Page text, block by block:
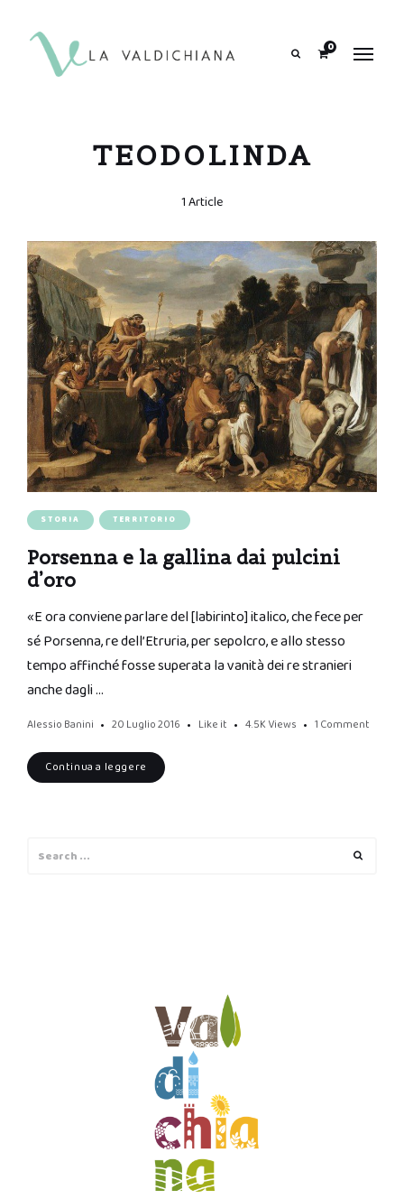
0
TEODOLINDA
1 Article
STORIA TERRITORIO
Porsenna e la gallina dai pulcini
d’oro
«E ora conviene parlare del [labirinto] italico, che fece per
sé Porsenna, re dell’Etruria, per sepolcro, e allo stesso
tempo affinché fosse superata la vanità dei re stranieri
anche dagli …
Alessio Banini 20 Luglio 2016 Like it 4.5K Views 1 Comment
Continua a leggere
for: